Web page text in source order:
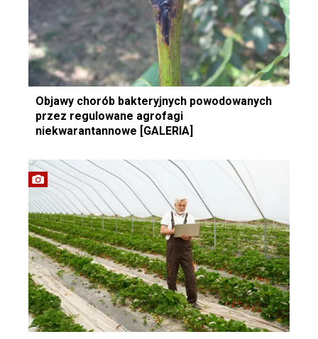
Objawy chorób bakteryjnych powodowanych
przez regulowane agrofagi
niekwarantannowe [GALERIA]